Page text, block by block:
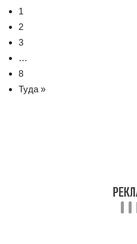
1
2
3
…
8
Туда »